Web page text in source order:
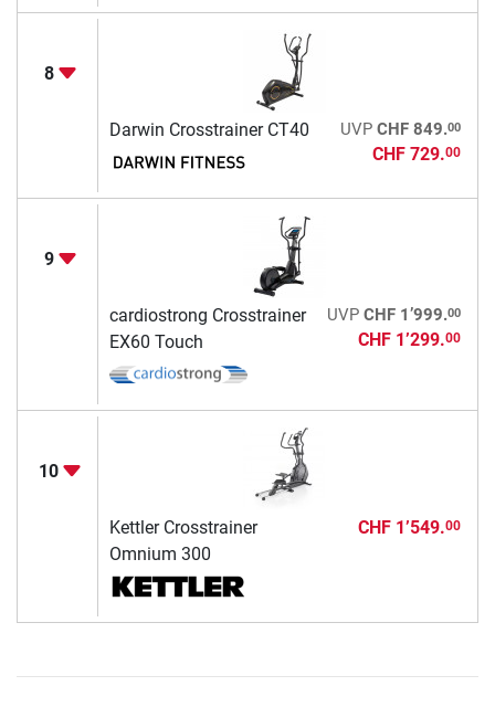
8
Darwin Crosstrainer CT40 UVP CHF 849.00
CHF 729.00
9
cardiostrong Crosstrainer
EX60 Touch
UVP CHF 1’999.00
CHF 1’299.00
10
Kettler Crosstrainer
Omnium 300
CHF 1’549.00